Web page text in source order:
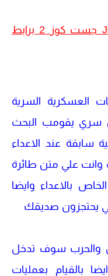
قصة تحميل لعبة Just Cause 2 جست كوز 2 برابط
العسكرية السرية
سري يقومب البحث
سابقة عند الاعداء
علي متن طائرة
بالاعداء وايضا
يحتجزون صديقك
والحرب سوف تدخل
بالقيام بعمليات